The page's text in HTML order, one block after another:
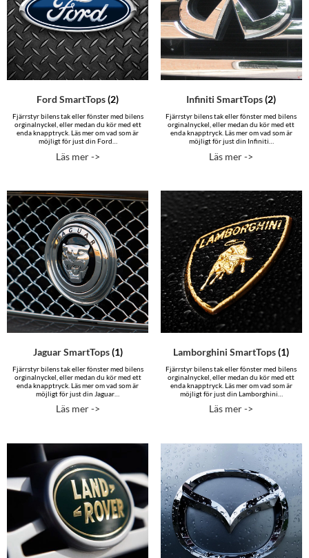
Ford SmartTops(2)
Fjärrstyr bilens tak eller fönster med bilens
orginalnyckel, eller medan du kör med ett
enda knapptryck. Läs mer om vad som är
möjligt för just din Ford…
Läs mer ->
Infiniti SmartTops(2)
Fjärrstyr bilens tak eller fönster med bilens
orginalnyckel, eller medan du kör med ett
enda knapptryck. Läs mer om vad som är
möjligt för just din Infiniti…
Läs mer ->
Jaguar SmartTops(1)
Fjärrstyr bilens tak eller fönster med bilens
orginalnyckel, eller medan du kör med ett
enda knapptryck. Läs mer om vad som är
möjligt för just din Jaguar…
Läs mer ->
Lamborghini SmartTops(1)
Fjärrstyr bilens tak eller fönster med bilens
orginalnyckel, eller medan du kör med ett
enda knapptryck. Läs mer om vad som är
möjligt för just din Lamborghini…
Läs mer ->